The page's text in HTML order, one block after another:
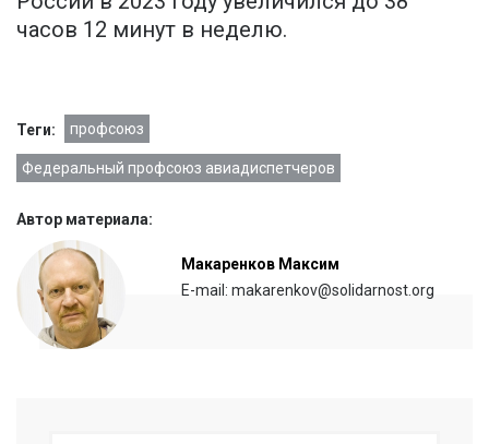
часов 12 минут в неделю.
Теги: профсоюз
Федеральный профсоюз авиадиспетчеров
Автор материала:
Макаренков Максим
E-mail: makarenkov@solidarnost.org